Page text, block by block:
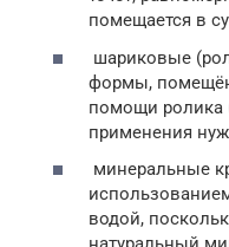
помещается в
шариковые
формы,
помощи ролика
применения
минеральные
водой,